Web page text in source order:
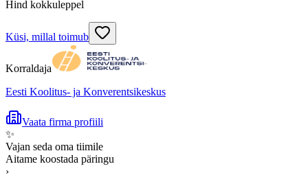
Hind kokkuleppel
Küsi, millal toimub
Korraldaja
Eesti Koolitus- ja Konverentsikeskus
Vaata firma profiili
✨
Vajan seda oma tiimile
Aitame koostada päringu
›